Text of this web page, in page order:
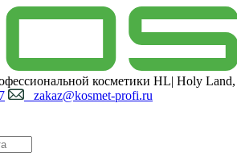
косметики HL| Holy
zakaz@kosmet-profi.ru